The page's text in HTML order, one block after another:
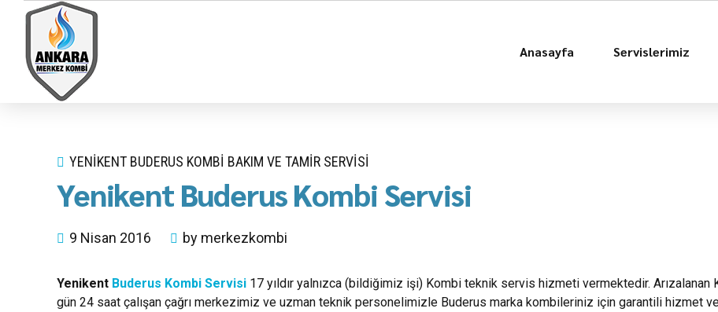
Anasayfa Servislerimiz
YENIKENT BUDERUS KOMBI BAKIM VE TAMIR SERVISI
Yenikent Buderus Kombi Servisi
9 Nisan 2016 by merkezkombi
Yenikent Buderus Kombi Servisi 17 yıldır yalnızca (bildiğimiz işi) Kombi teknik servis hizmeti vermektedir. Arızalanan
gün 24 saat çalışan çağrı merkezimiz ve uzman teknik personelimizle Buderus marka kombileriniz için garantili hizmet